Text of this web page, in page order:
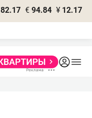
82.17 € 94.84 ¥ 12.17